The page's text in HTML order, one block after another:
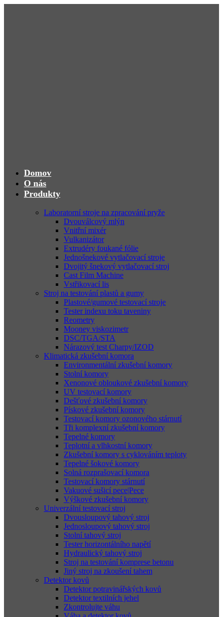
Domov
O nás
Produkty
Laboratorní stroje na zpracování pryže
Dvouválcový mlýn
Vnitřní mixér
Vulkanizátor
Extrudéry foukané fólie
Jednošnekové vytlačovací stroje
Dvojitý šnekový vytlačovací stroj
Cast Film Machine
Vstřikovací lis
Stroj na testování plastů a gumy
Plastové/gumové testovací stroje
Tester indexu toku taveniny
Reometry
Mooney viskozimetr
DSC/TGA/STA
Nárazový test Charpy/IZOD
Klimatická zkušební komora
Environmentální zkušební komory
Stolní komory
Xenonové obloukové zkušební komory
UV testovací komory
Dešťové zkušební komory
Pískové zkušební komory
Testovací komory ozonového stárnutí
Tři komplexní zkušební komory
Tepelné komory
Teplotní a vlhkostní komory
Zkušební komory s cyklováním teploty
Tepelné šokové komory
Solná rozprašovací komora
Testovací komory stárnutí
Vakuové sušicí pece|Pece
Výškové zkušební komory
Univerzální testovací stroj
Dvousloupový tahový stroj
Jednosloupový tahový stroj
Stolní tahový stroj
Tester horizontálního napětí
Hydraulický tahový stroj
Stroj na testování komprese betonu
Jiný stroj na zkoušení tahem
Detektor kovů
Detektor potravinářských kovů
Detektor textilních jehel
Zkontrolujte váhu